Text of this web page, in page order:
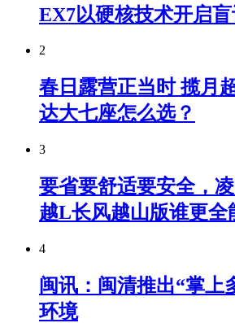
EX7以硬核技术开启
2
春日露营正当时 揽月
达大七座怎么选？
3
要省要舒适要安全，
越L长风越山版谁更全
4
闽讯：闽清推出“掌上
环境